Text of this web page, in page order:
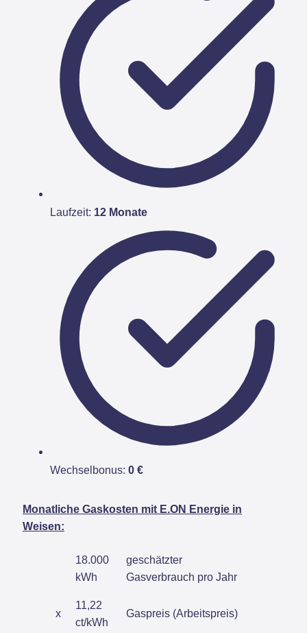
Laufzeit: 12 Monate
Wechselbonus: 0 €
Monatliche Gaskosten mit E.ON Energie in
Weisen:
18.000
kWh
geschätzter
Gasverbrauch pro Jahr
x
11,22
ct/kWh
Gaspreis (Arbeitspreis)